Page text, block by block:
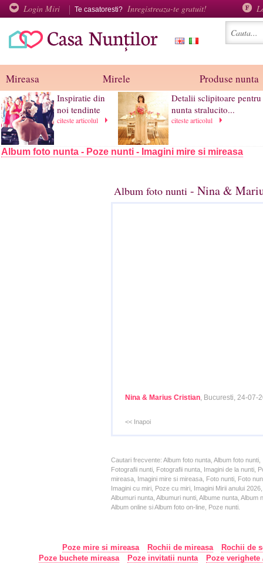
Login Miri Te casatoresti? Inregistreaza-te gratuit!
Mireasa Mirele Produse nunta
Inspiratie din
noi tendinte
citeste articolul
Detalii sclipitoare
nunta stralucito...
citeste articolul
Album foto nunta - Poze nunti - Imagini mire si mireasa
Album foto nunti - Nina &
Nina & Marius Cristian, Bucuresti, 24-07-
<< Inapoi
Cautari frecvente: Album foto nunta, Album foto
Fotografii nunti, Fotografii nunta, Imagini de la nunti,
mireasa, Imagini mire si mireasa, Foto nunti, Foto
Imagini cu miri, Poze cu miri, Imagini Mirii anului
Albumuri nunta, Albumuri nunti, Albume nunta,
Album online si Album foto on-line, Poze nunti.
Poze mire si mireasa Rochii de mireasa
Rochii de
Poze buchete mireasa
Poze invitatii nunta
Poze